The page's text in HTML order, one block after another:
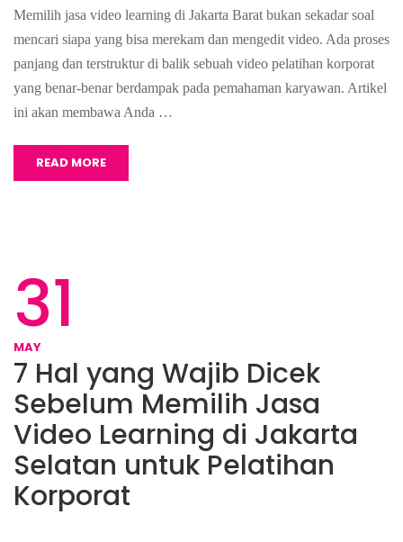
Memilih jasa video learning di Jakarta Barat bukan sekadar soal
mencari siapa yang bisa merekam dan mengedit video. Ada proses
panjang dan terstruktur di balik sebuah video pelatihan korporat
yang benar-benar berdampak pada pemahaman karyawan. Artikel
ini akan membawa Anda …
READ MORE
31
MAY
7 Hal yang Wajib Dicek
Sebelum Memilih Jasa
Video Learning di Jakarta
Selatan untuk Pelatihan
Korporat